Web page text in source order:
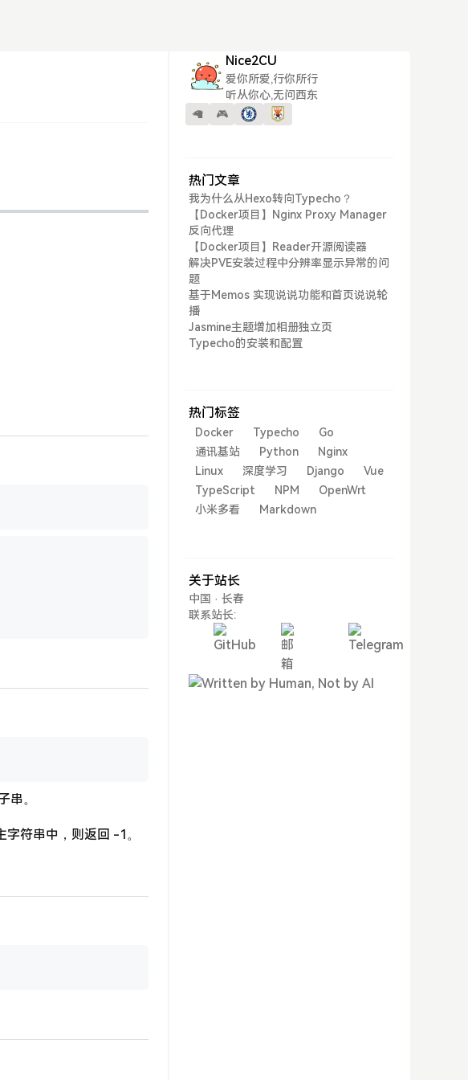
串。
符串中，则返回 -1。
Nice2CU
爱你所爱,行你所行
听从你心,无问西东
🦙
🎮
热门文章
我为什么从Hexo转向Typecho？
【Docker项目】Nginx Proxy Manager
反向代理
【Docker项目】Reader开源阅读器
解决PVE安装过程中分辨率显示异常的问
题
基于Memos 实现说说功能和首页说说轮
播
Jasmine主题增加相册独立页
Typecho的安装和配置
热门标签
Docker Typecho
Go
通讯基站
Python
Nginx
Linux
深度学习 Django
Vue
TypeScript
NPM
OpenWrt
小米多看
Markdown
关于站长
中国 · 长春
联系站长: